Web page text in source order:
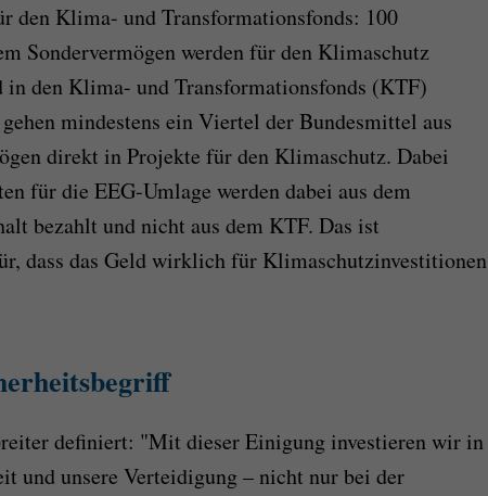
den Klima- und Transformationsfonds: 100
Sondervermögen werden für den Klimaschutz
in den Klima- und Transformationsfonds (KTF)
mindestens ein Viertel der Bundesmittel aus
direkt in Projekte für den Klimaschutz. Dabei
für die EEG-Umlage werden dabei aus dem
bezahlt und nicht aus dem KTF. Das ist
dass das Geld wirklich für Klimaschutzinvestitionen
definiert: "Mit dieser Einigung investieren wir in
und unsere Verteidigung – nicht nur bei der